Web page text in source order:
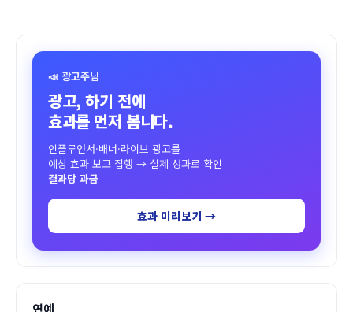
📣 광고주님
광고, 하기 전에
효과를 먼저 봅니다.
인플루언서·배너·라이브 광고를
예상 효과 보고 집행 → 실제 성과로 확인
결과당 과금
효과 미리보기 →
연예